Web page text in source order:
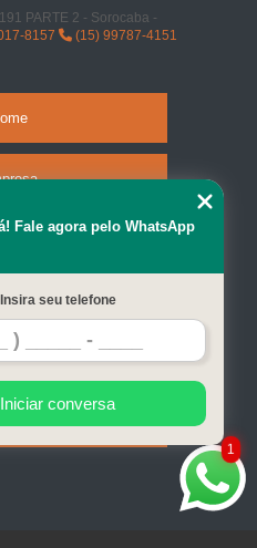
PARTE 2 - Sorocaba -
8157 (15) 99787-4151
do site
1
Fale agora pelo WhatsApp
Insira seu telefone
Iniciar conversa